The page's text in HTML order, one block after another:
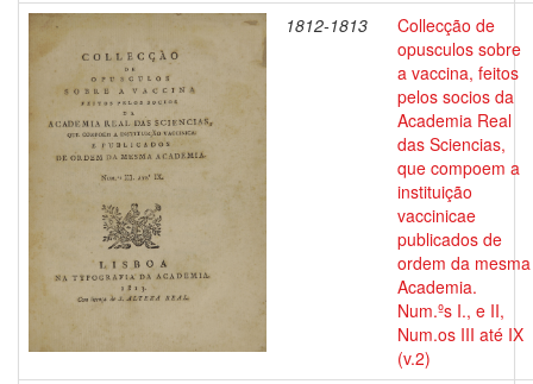
1812-1813
Collecção de
opusculos sobre
a vaccina, feitos
pelos socios da
Academia Real
das Sciencias,
que compoem a
instituição
vaccinicae
publicados de
ordem da mesma
Academia.
Num.ºs I., e II,
Num.os III até IX
(v.2)